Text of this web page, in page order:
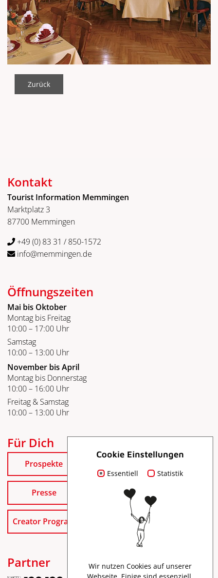
Zurück
Kontakt
Tourist Information Memmingen
Marktplatz 3
87700 Memmingen
+49 (0) 83 31 / 850-1572
info@memmingen.de
Öffnungszeiten
Mai bis Oktober
Montag bis Freitag
10:00 – 17:00 Uhr
Samstag
10:00 – 13:00 Uhr
November bis April
Montag bis Donnerstag
10:00 – 16:00 Uhr
Freitag & Samstag
10:00 – 13:00 Uhr
Für Dich
Prospekte
Presse
Creator Program
Partner
Cookie Einstellungen
Essentiell Statistik
Wir nutzen Cookies auf unserer